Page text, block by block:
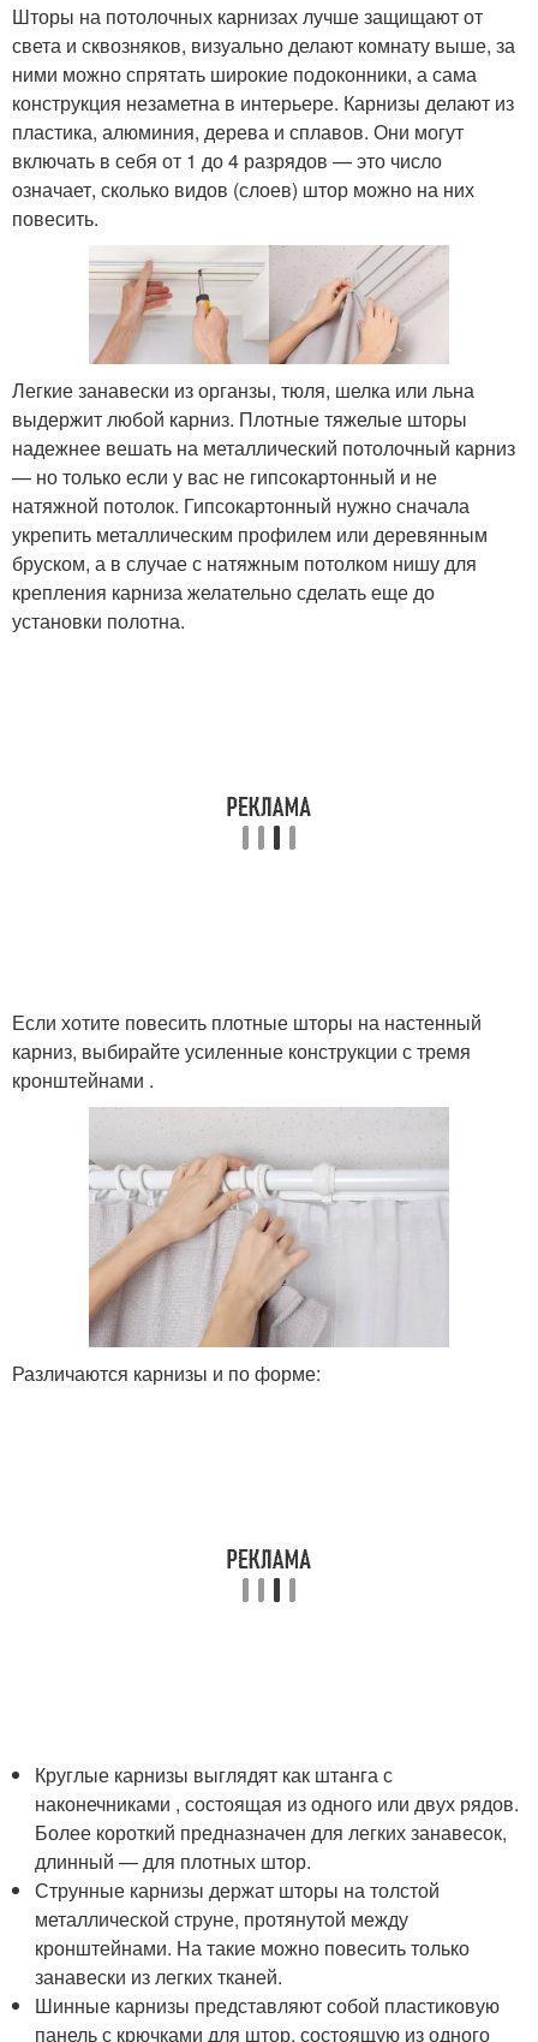
Шторы на потолочных карнизах лучше защищают от
света и сквозняков, визуально делают комнату выше, за
ними можно спрятать широкие подоконники, а сама
конструкция незаметна в интерьере. Карнизы делают из
пластика, алюминия, дерева и сплавов. Они могут
включать в себя от 1 до 4 разрядов — это число
означает, сколько видов (слоев) штор можно на них
повесить.
Легкие занавески из органзы, тюля, шелка или льна
выдержит любой карниз. Плотные тяжелые шторы
надежнее вешать на металлический потолочный карниз
— но только если у вас не гипсокартонный и не
натяжной потолок. Гипсокартонный нужно сначала
укрепить металлическим профилем или деревянным
бруском, а в случае с натяжным потолком нишу для
крепления карниза желательно сделать еще до
установки полотна.
Если хотите повесить плотные шторы на настенный
карниз, выбирайте усиленные конструкции с тремя
кронштейнами .
Различаются карнизы и по форме:
Круглые карнизы выглядят как штанга с
наконечниками , состоящая из одного или двух рядов.
Более короткий предназначен для легких занавесок,
длинный — для плотных штор.
Струнные карнизы держат шторы на толстой
металлической струне, протянутой между
кронштейнами. На такие можно повесить только
занавески из легких тканей.
Шинные карнизы представляют собой пластиковую
панель с крючками для штор, состоящую из одного